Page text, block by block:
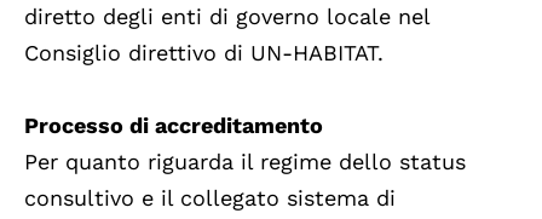
diretto degli enti di governo locale nel
Consiglio direttivo di UN-HABITAT.
Processo di accreditamento
Per quanto riguarda il regime dello status
consultivo e il collegato sistema di